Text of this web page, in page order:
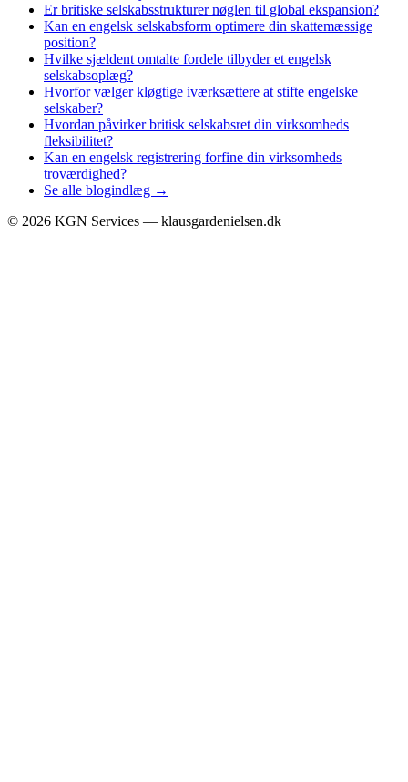
Er britiske selskabsstrukturer nøglen til global ekspansion?
Kan en engelsk selskabsform optimere din skattemæssige
position?
Hvilke sjældent omtalte fordele tilbyder et engelsk
selskabsoplæg?
Hvorfor vælger kløgtige iværksættere at stifte engelske
selskaber?
Hvordan påvirker britisk selskabsret din virksomheds
fleksibilitet?
Kan en engelsk registrering forfine din virksomheds
troværdighed?
Se alle blogindlæg →
© 2026 KGN Services — klausgardenielsen.dk